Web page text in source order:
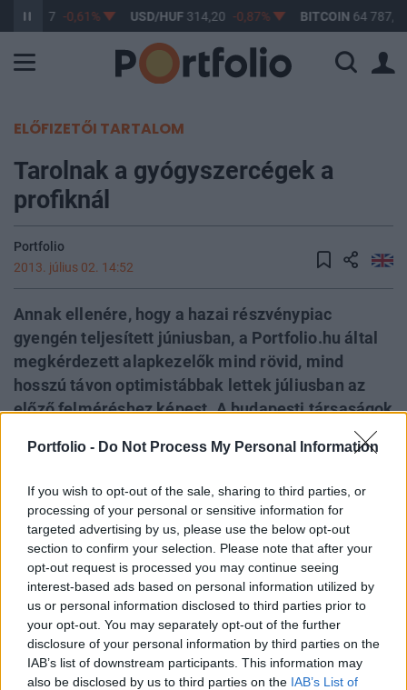
Portfolio - Do Not Process My Personal Information
If you wish to opt-out of the sale, sharing to third parties, or
processing of your personal or sensitive information for
targeted advertising by us, please use the below opt-out
section to confirm your selection. Please note that after your
opt-out request is processed you may continue seeing
interest-based ads based on personal information utilized by
us or personal information disclosed to third parties prior to
your opt-out. You may separately opt-out of the further
disclosure of your personal information by third parties on the
IAB’s list of downstream participants. This information may
also be disclosed by us to third parties on the IAB’s List of
363,17 -0,61% USD/HUF314,20 -0,87% BITCOIN64 787,86
ELŐFIZETŐI TARTALOM
Tarolnak a gyógyszercégek a
profiknál
Portfolio
2013. július 02. 14:52
Annak ellenére, hogy a hazai részvénypiac
gyengén teljesített júniusban, a Portfolio.hu által
megkérdezett alapkezelők mind rövid, mind
hosszú távon optimistábbak lettek júliusban az
előző felméréshez képest. A budapesti társaságok
közül az alapkezelők körében a nagy kedvencek a
gyógyszercégek, míg a Magyar Telekommal
pesszimistán.
A felmérésben résztvevő alapkezelők: Buda-Cash,
Budapest, CIB, Concorde, Dialóg, Diófa, Equilor, ING, K&H,
MKB, OTP, Pioneer, Plotinus, Quaestor, Raiffeisen.
Júniusban megtört a hazai részvénypiac májusi lendülete,
miután újra felszínre kerültek a kínai gazdasági
növekedéssel kapcsolatos aggodalmak, sőt a Fed június
19-ei ülését követő sajtótájékoztatón Ben Bernanke...